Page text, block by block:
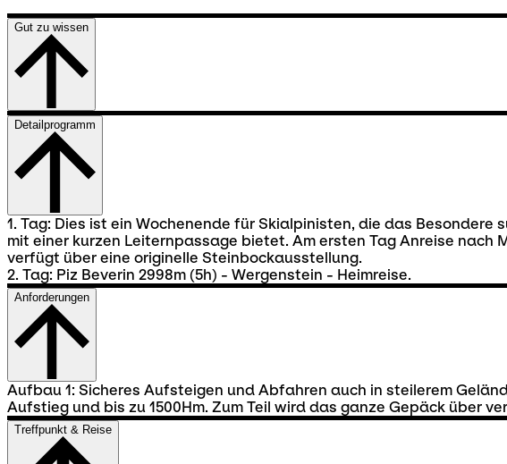
Gut zu wissen
Detailprogramm
1. Tag: Dies ist ein Wochenende für Skialpinisten, die das
mit einer kurzen Leiternpassage bietet. Am ersten Tag Anreise nach
verfügt über eine originelle Steinbockausstellung.
2. Tag: Piz Beverin 2998m (5h) - Wergenstein - Heimreise.
Anforderungen
Aufbau 1: Sicheres Aufsteigen und Abfahren auch in steilerem
Aufstieg und bis zu 1500Hm. Zum Teil wird das ganze Gepäck über
Treffpunkt & Reise